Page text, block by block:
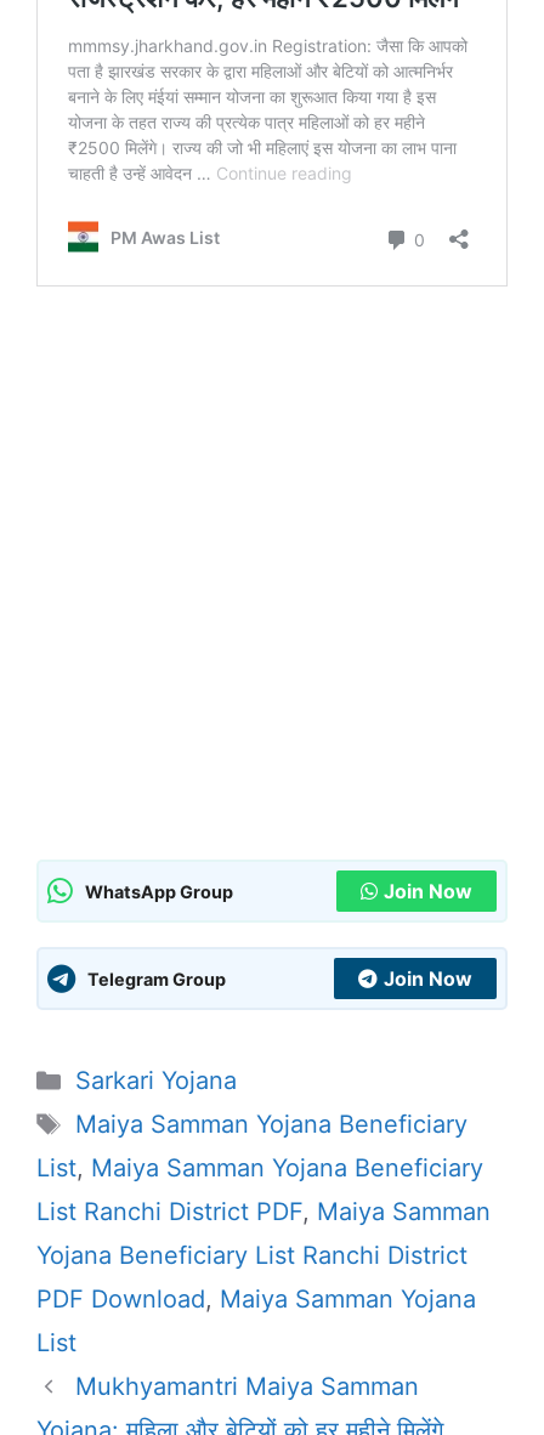
WhatsApp Group Join Now
Telegram Group Join Now
Categories
Sarkari Yojana
Tags
Maiya Samman Yojana Beneficiary
List, Maiya Samman Yojana Beneficiary
List Ranchi District PDF, Maiya Samman
Yojana Beneficiary List Ranchi District
PDF Download, Maiya Samman Yojana
List
Mukhyamantri Maiya Samman